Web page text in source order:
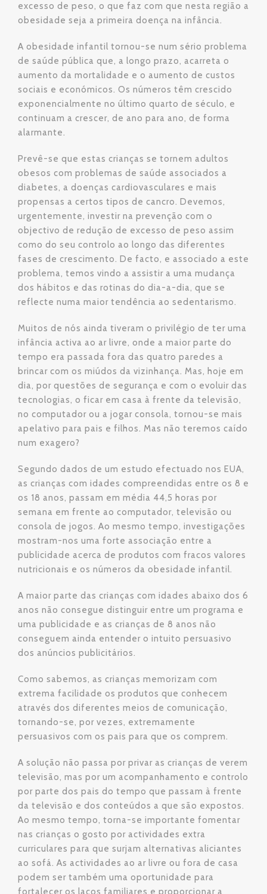
excesso de peso, o que faz com que nesta região a
obesidade seja a primeira doença na infância.
A obesidade infantil tornou-se num sério problema
de saúde pública que, a longo prazo, acarreta o
aumento da mortalidade e o aumento de custos
sociais e económicos. Os números têm crescido
exponencialmente no último quarto de século, e
continuam a crescer, de ano para ano, de forma
alarmante.
Prevê-se que estas crianças se tornem adultos
obesos com problemas de saúde associados a
diabetes, a doenças cardiovasculares e mais
propensas a certos tipos de cancro. Devemos,
urgentemente, investir na prevenção com o
objectivo de redução de excesso de peso assim
como do seu controlo ao longo das diferentes
fases de crescimento. De facto, e associado a este
problema, temos vindo a assistir a uma mudança
dos hábitos e das rotinas do dia-a-dia, que se
reflecte numa maior tendência ao sedentarismo.
Muitos de nós ainda tiveram o privilégio de ter uma
infância activa ao ar livre, onde a maior parte do
tempo era passada fora das quatro paredes a
brincar com os miúdos da vizinhança. Mas, hoje em
dia, por questões de segurança e com o evoluir das
tecnologias, o ficar em casa à frente da televisão,
no computador ou a jogar consola, tornou-se mais
apelativo para pais e filhos. Mas não teremos caído
num exagero?
Segundo dados de um estudo efectuado nos EUA,
as crianças com idades compreendidas entre os 8 e
os 18 anos, passam em média 44,5 horas por
semana em frente ao computador, televisão ou
consola de jogos. Ao mesmo tempo, investigações
mostram-nos uma forte associação entre a
publicidade acerca de produtos com fracos valores
nutricionais e os números da obesidade infantil.
A maior parte das crianças com idades abaixo dos 6
anos não consegue distinguir entre um programa e
uma publicidade e as crianças de 8 anos não
conseguem ainda entender o intuito persuasivo
dos anúncios publicitários.
Como sabemos, as crianças memorizam com
extrema facilidade os produtos que conhecem
através dos diferentes meios de comunicação,
tornando-se, por vezes, extremamente
persuasivos com os pais para que os comprem.
A solução não passa por privar as crianças de verem
televisão, mas por um acompanhamento e controlo
por parte dos pais do tempo que passam à frente
da televisão e dos conteúdos a que são expostos.
Ao mesmo tempo, torna-se importante fomentar
nas crianças o gosto por actividades extra
curriculares para que surjam alternativas aliciantes
ao sofá. As actividades ao ar livre ou fora de casa
podem ser também uma oportunidade para
fortalecer os laços familiares e proporcionar a